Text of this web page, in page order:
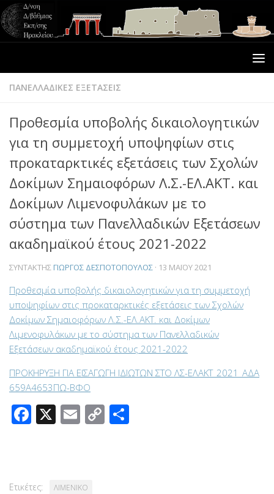
ΠΑΝΕΛΛΑΔΙΚΕΣ ΕΞΕΤΑΣΕΙΣ
Προθεσμία υποβολής δικαιολογητικών
για τη συμμετοχή υποψηφίων στις
προκαταρκτικές εξετάσεις των Σχολών
Δοκίμων Σημαιοφόρων Λ.Σ.-ΕΛ.ΑΚΤ. και
Δοκίμων Λιμενοφυλάκων με το
σύστημα των Πανελλαδικών Εξετάσεων
ακαδημαϊκού έτους 2021-2022
ΣΥΝΤΆΚΤΗΣ ΓΙΏΡΓΟΣ ΔΕΣΠΟΤΌΠΟΥΛΟΣ · 13 ΜΑΪ́ΟΥ 2021
Προθεσμία υποβολής δικαιολογητικών για τη συμμετοχή
υποψηφίων στις προκαταρκτικές εξετάσεις των Σχολών
Δοκίμων Σημαιοφόρων Λ.Σ.-ΕΛ.ΑΚΤ. και Δοκίμων
Λιμενοφυλάκων με το σύστημα των Πανελλαδικών
Εξετάσεων ακαδημαϊκού έτους 2021-2022
ΠΡΟΚΗΡΥΞΗ ΓΙΑ ΕΙΣΑΓΩΓΗ ΙΔΙΩΤΩΝ ΣΤΟ ΛΣ-ΕΛΑΚΤ_2021_ΑΔΑ
659Α4653ΠΩ-ΒΦΟ
Facebook
X Email
Copy
Ετικέτες: ΛΙΜΕΝΙΚΟ